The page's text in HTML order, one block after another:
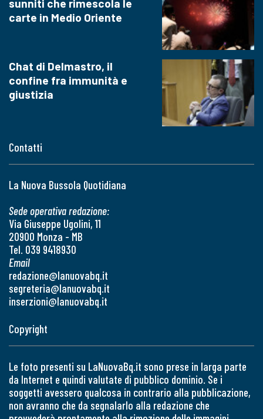
Contatti
La Nuova Bussola Quotidiana
Sede operativa redazione:
Via Giuseppe Ugolini, 11
20900 Monza - MB
Tel. 039 9418930
Email
redazione@lanuovabq.it
segreteria@lanuovabq.it
inserzioni@lanuovabq.it
sunniti che rimescola le
carte in Medio Oriente
Chat di Delmastro, il
confine fra immunità e
giustizia
Copyright
Le foto presenti su LaNuovaBq.it sono prese in larga parte
da Internet e quindi valutate di pubblico dominio. Se i
soggetti avessero qualcosa in contrario alla pubblicazione,
non avranno che da segnalarlo alla redazione che